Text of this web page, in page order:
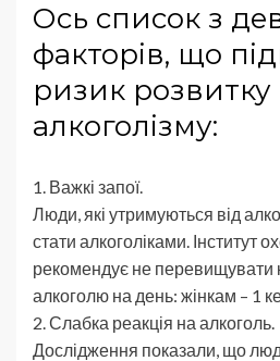
Ось список з
факторів, що
ризик розвитку
алкоголізму:
1. Важкі запої.
Люди, які утримуються від
стати алкоголіками. Інститут
рекомендує не перевищувати
алкоголю на день: жінкам – 1
2. Слабка реакція на алкоголь.
Дослідження показали, що